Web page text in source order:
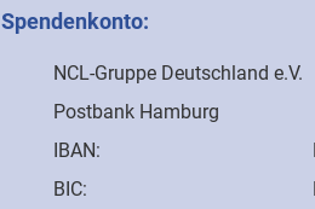
Spendenkonto:
NCL-Gruppe Deutschland e.V.
Postbank Hamburg
IBAN:
BIC: